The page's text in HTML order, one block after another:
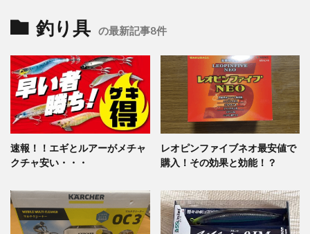
釣り具 の最新記事8件
速報！！エギとルアーがメチャ
クチャ安い・・・
レオピンファイブネオ最安値で
購入！その効果と効能！？